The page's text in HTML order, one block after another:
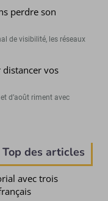
perdre son
de visibilité, les réseaux
distancer vos
d’août riment avec
Top des articles
avec trois